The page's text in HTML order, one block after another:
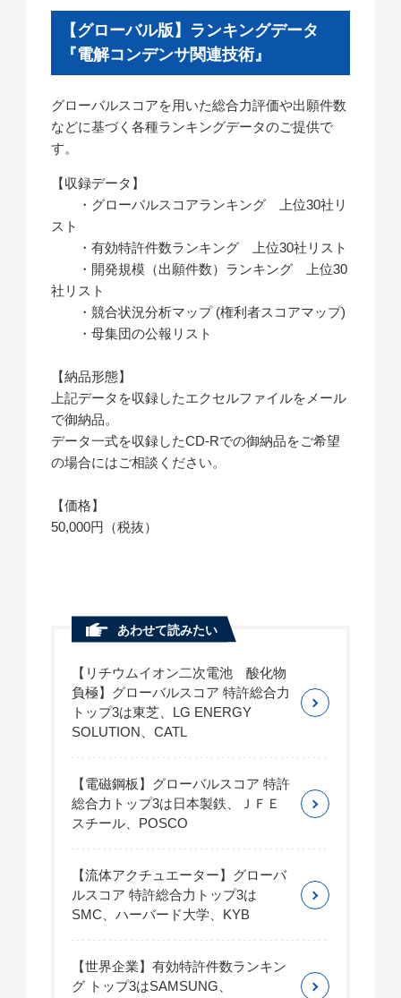
【グローバル版】ランキングデータ
『電解コンデンサ関連技術』
グローバルスコアを用いた総合力評価や出願件数
などに基づく各種ランキングデータのご提供で
す。
【収録データ】
・グローバルスコアランキング 上位30社リ
スト
・有効特許件数ランキング 上位30社リスト
・開発規模（出願件数）ランキング 上位30
社リスト
・競合状況分析マップ (権利者スコアマップ)
・母集団の公報リスト
【納品形態】
上記データを収録したエクセルファイルをメール
で御納品。
データ一式を収録したCD-Rでの御納品をご希望
の場合にはご相談ください。
【価格】
50,000円（税抜）
あわせて読みたい
【リチウムイオン二次電池 酸化物
負極】グローバルスコア 特許総合力
トップ3は東芝、LG ENERGY
SOLUTION、CATL
【電磁鋼板】グローバルスコア 特許
総合力トップ3は日本製鉄、ＪＦＥ
スチール、POSCO
【流体アクチュエーター】グローバ
ルスコア 特許総合力トップ3は
SMC、ハーバード大学、KYB
【世界企業】有効特許件数ランキン
グ トップ3はSAMSUNG、